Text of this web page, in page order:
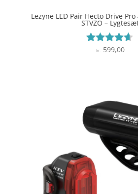
Lezyne LED Pair Hecto Drive
STVZO –
Vurderet
kr.599,00